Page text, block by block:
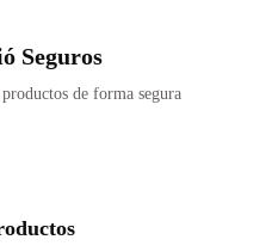
Seguros
de forma segura